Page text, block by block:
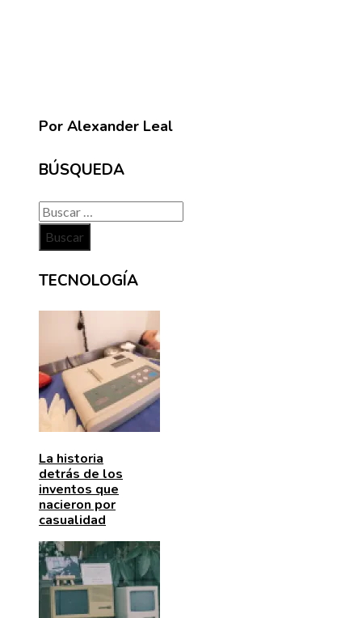
Por Alexander Leal
BÚSQUEDA
Buscar:
TECNOLOGÍA
La historia
detrás de los
inventos que
nacieron por
casualidad